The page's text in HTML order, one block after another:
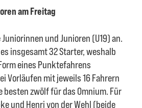
am Freitag
und Junioren (U19) an.
insgesamt 32 Starter, weshalb
eines Punktefahrens
Vorläufen mit jeweils 16 Fahrern
zwölf für das Omnium. Für
und Henri von der Wehl (beide